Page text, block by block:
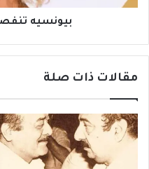
بيونسيه
مقالات ذات صلة